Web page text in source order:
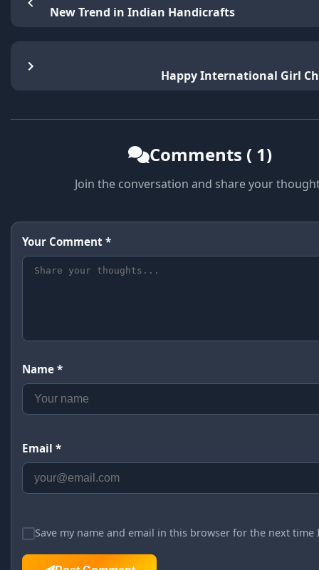
New Trend in Indian Handicrafts
Happy International Girl
Comments ( 1)
Join the conversation and share your
Your Comment *
Name *
Email *
Save my name and email in this browser for the next time